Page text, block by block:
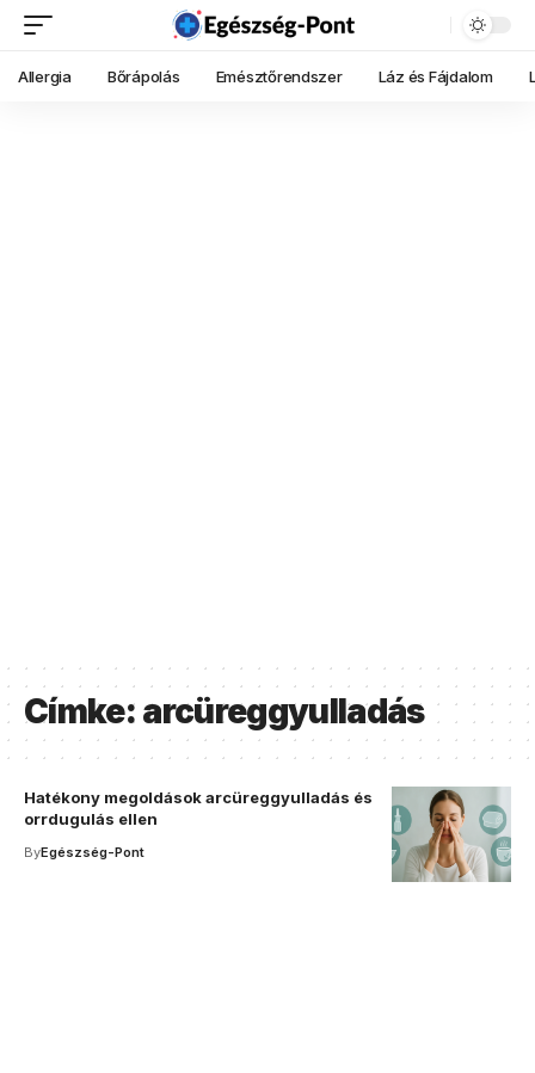
Allergia Bőrápolás Emésztőrendszer Láz és Fájdalom
Címke: arcüreggyulladás
Hatékony megoldások arcüreggyulladás és
orrdugulás ellen
ByEgészség-Pont